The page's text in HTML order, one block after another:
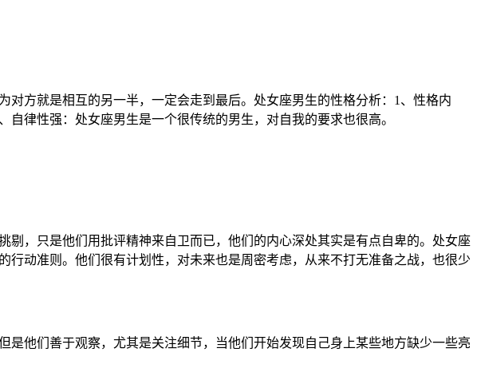
方就是相互的另一半，一定会走到最后。处女座男生的性格分析：1、性格内
律性强：处女座男生是一个很传统的男生，对自我的要求也很高。
，只是他们用批评精神来自卫而已，他们的内心深处其实是有点自卑的。处女座
动准则。他们很有计划性，对未来也是周密考虑，从来不打无准备之战，也很少
他们善于观察，尤其是关注细节，当他们开始发现自己身上某些地方缺少一些亮